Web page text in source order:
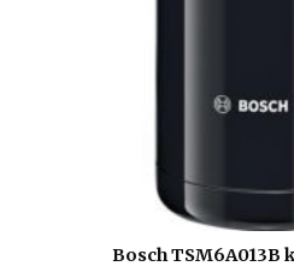
Bosch TSM6A013B